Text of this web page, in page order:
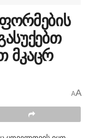
მკაცრ
AA